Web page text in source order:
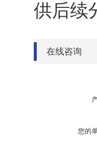
供后续
在线咨询
您的